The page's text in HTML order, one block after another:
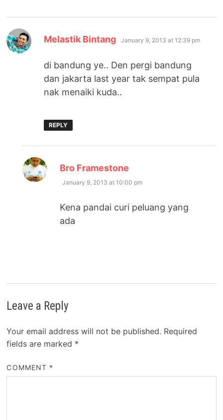
Melastik Bintang says:
January 9, 2013 at 12:39 pm
di bandung ye.. Den pergi bandung
dan jakarta last year tak sempat pula
nak menaiki kuda..
REPLY
Bro Framestone
January 9, 2013 at 10:00 pm
Kena pandai curi peluang yang
ada
Leave a Reply
Your email address will not be published. Required
fields are marked *
COMMENT *